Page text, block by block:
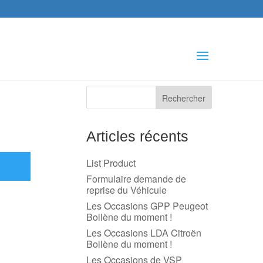
Articles récents
List Product
Formulaire demande de
reprise du Véhicule
Les Occasions GPP Peugeot
Bollène du moment !
Les Occasions LDA Citroën
Bollène du moment !
Les Occasions de VSP